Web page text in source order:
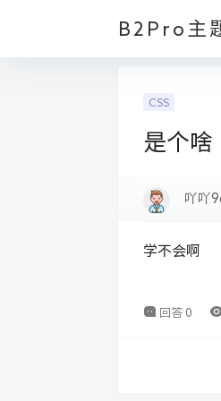
B2Pro主
CSS
是个啥
吖吖
学不会啊
回答 0